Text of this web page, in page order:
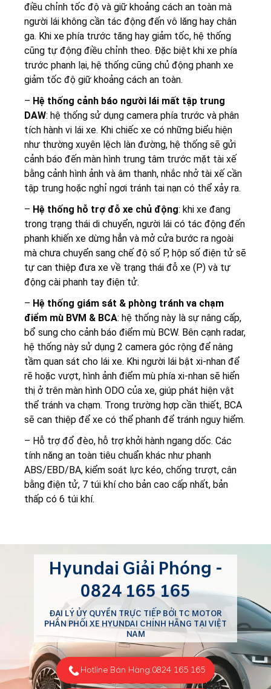
điều chỉnh tốc độ và giữ khoảng cách an toàn mà
người lái không cần tác động đến vô lăng hay chân
ga. Khi xe phía trước tăng hay giảm tốc, hệ thống
cũng tự động điều chỉnh theo. Đặc biệt khi xe phía
trước phanh lại, hệ thống cũng chủ động phanh xe
giảm tốc độ giữ khoảng cách an toàn.
– Hệ thống cảnh báo người lái mất tập trung
DAW: hệ thống sử dụng camera phía trước và phân
tích hành vi lái xe. Khi chiếc xe có những biểu hiện
như thường xuyên lệch làn đường, hệ thống sẽ gửi
cảnh báo đến màn hình trung tâm trước mặt tài xế
bằng cảnh hình ảnh và âm thanh, nhắc nhở tài xế cần
tập trung hoặc nghỉ ngơi tránh tai nạn có thể xảy ra.
– Hệ thống hỗ trợ đỗ xe chủ động: khi xe đang
trong trạng thái di chuyển, người lái có tác động đến
phanh khiến xe dừng hẳn và mở cửa bước ra ngoài
mà chưa chuyển sang chế độ số P, hộp số điện tử sẽ
tự can thiệp đưa xe về trạng thái đỗ xe (P) và tự
động cài phanh tay điện tử.
– Hệ thống giám sát & phòng tránh va chạm
điểm mù BVM & BCA: hệ thống này là sự nâng cấp,
bổ sung cho cảnh báo điểm mù BCW. Bên cạnh radar,
hệ thống này sử dụng 2 camera góc rộng để nâng
tầm quan sát cho lái xe. Khi người lái bật xi-nhan để
rẽ hoặc vượt, hình ảnh điểm mù phía xi-nhan sẽ hiển
thị ở trên màn hình ODO của xe, giúp phát hiện vật
thể tránh va chạm. Trong trường hợp cần thiết, BCA
sẽ can thiệp để xe có thể phanh để tránh nguy hiểm.
– Hỗ trợ đổ đèo, hỗ trợ khởi hành ngang dốc. Các
tính năng an toàn tiêu chuẩn khác như phanh
ABS/EBD/BA, kiểm soát lực kéo, chống trượt, cân
bằng điện tử, 7 túi khí cho bản cao cấp nhất, bản
thấp có 6 túi khí.
Hyundai Giải Phóng -
0824 165 165
ĐẠI LÝ ỦY QUYỀN TRỰC TIẾP BỞI TC MOTOR
PHÂN PHỐI XE HYUNDAI CHÍNH HÃNG TẠI VIỆT
NAM
Hotline Bán Hàng:0824 165 165